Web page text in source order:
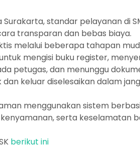
Surakarta, standar pelayanan di
transparan dan bebas biaya.
melalui beberapa tahapan
mengisi buku register,
petugas, dan menunggu
keluar diselesaikan dalam
menggunakan sistem
serta keselamatan
berikut ini